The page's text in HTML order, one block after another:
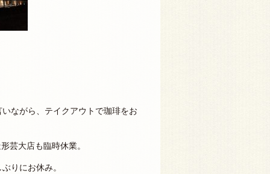
ながら、テイクアウトで珈琲をお
芸大店も臨時休業。
りにお休み。